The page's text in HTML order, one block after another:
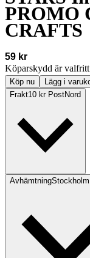
PROMO
CRAFTS
59 kr
Köparskydd är
Köp nu
Lägg i
Frakt10 kr PostNord
Avhämtning